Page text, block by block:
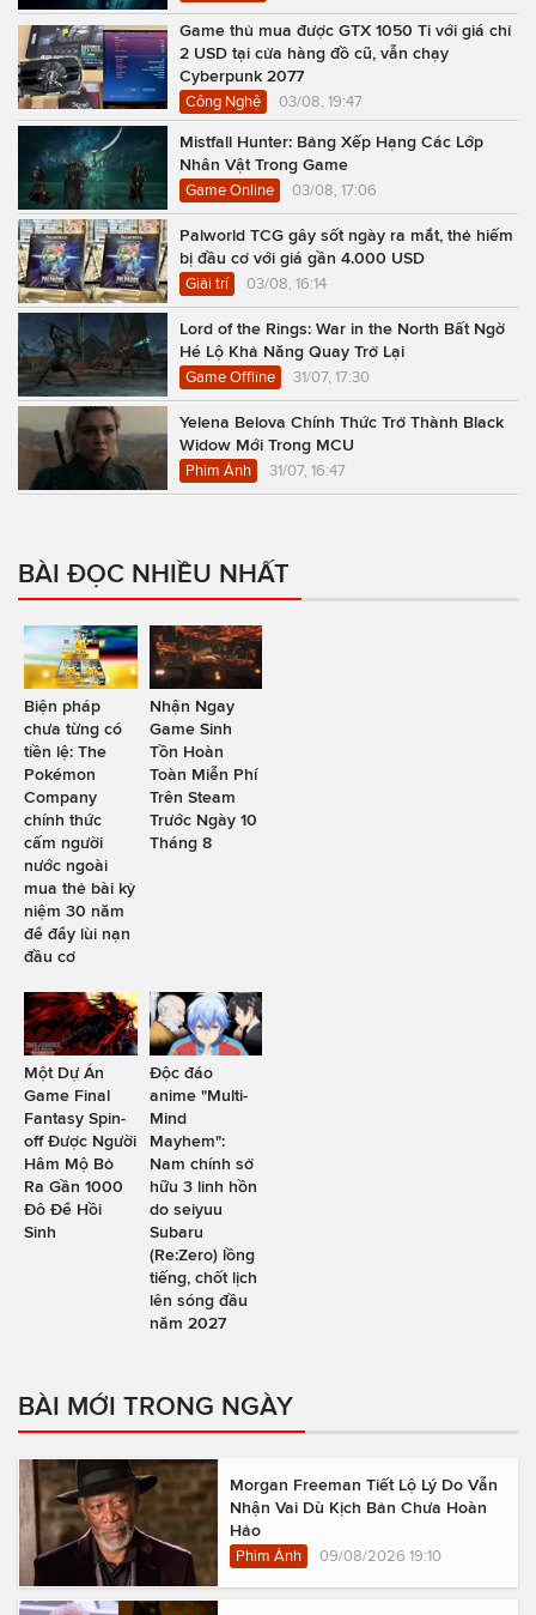
Game thủ mua được GTX 1050 Ti với giá chỉ
2 USD tại cửa hàng đồ cũ, vẫn chạy
Cyberpunk 2077
Công Nghệ 03/08, 19:47
Mistfall Hunter: Bảng Xếp Hạng Các Lớp
Nhân Vật Trong Game
Game Online 03/08, 17:06
Palworld TCG gây sốt ngày ra mắt, thẻ hiếm
bị đầu cơ với giá gần 4.000 USD
Giải trí 03/08, 16:14
Lord of the Rings: War in the North Bất Ngờ
Hé Lộ Khả Năng Quay Trở Lại
Game Offline 31/07, 17:30
Yelena Belova Chính Thức Trở Thành Black
Widow Mới Trong MCU
Phim Ảnh 31/07, 16:47
BÀI ĐỌC NHIỀU NHẤT
Biện pháp
chưa từng có
tiền lệ: The
Pokémon
Company
chính thức
cấm người
nước ngoài
mua thẻ bài kỷ
niệm 30 năm
để đẩy lùi nạn
đầu cơ
Nhận Ngay
Game Sinh
Tồn Hoàn
Toàn Miễn Phí
Trên Steam
Trước Ngày 10
Tháng 8
Một Dự Án
Game Final
Fantasy Spin-
off Được Người
Hâm Mộ Bỏ
Ra Gần 1000
Đô Để Hồi
Sinh
Độc đáo
anime "Multi-
Mind
Mayhem":
Nam chính sở
hữu 3 linh hồn
do seiyuu
Subaru
(Re:Zero) lồng
tiếng, chốt lịch
lên sóng đầu
năm 2027
BÀI MỚI TRONG NGÀY
Morgan Freeman Tiết Lộ Lý Do Vẫn
Nhận Vai Dù Kịch Bản Chưa Hoàn
Hảo
Phim Ảnh 09/08/2026 19:10